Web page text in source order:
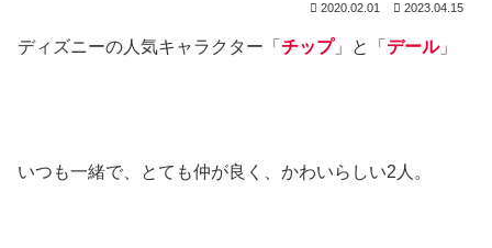
2020.02.01 2023.04.15
ディズニーの人気キャラクター「 チップ」と「 デール」
いつも一緒で、とても仲が良く、かわいらしい2人。